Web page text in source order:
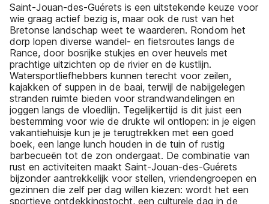
Saint-Jouan-des-Guérets is een uitstekende keuze voor
wie graag actief bezig is, maar ook de rust van het
Bretonse landschap weet te waarderen. Rondom het
dorp lopen diverse wandel- en fietsroutes langs de
Rance, door bosrijke stukjes en over heuvels met
prachtige uitzichten op de rivier en de kustlijn.
Watersportliefhebbers kunnen terecht voor zeilen,
kajakken of suppen in de baai, terwijl de nabijgelegen
stranden ruimte bieden voor strandwandelingen en
joggen langs de vloedlijn. Tegelijkertijd is dit juist een
bestemming voor wie de drukte wil ontlopen: in je eigen
vakantiehuisje kun je je terugtrekken met een goed
boek, een lange lunch houden in de tuin of rustig
barbecueën tot de zon ondergaat. De combinatie van
rust en activiteiten maakt Saint-Jouan-des-Guérets
bijzonder aantrekkelijk voor stellen, vriendengroepen en
gezinnen die zelf per dag willen kiezen: wordt het een
sportieve ontdekkingstocht, een culturele dag in de